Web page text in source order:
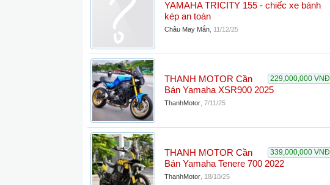
YAMAHA TRICITY 155 - chiếc xe bánh
kép an toàn
Châu May Mắn 11/12/25
229,000,000 VNĐ
THANH MOTOR Cần
Bán Yamaha XSR900 2025
ThanhMotor 7/11/25
339,000,000 VNĐ
THANH MOTOR Cần
Bán Yamaha Tenere 700 2022
ThanhMotor 18/10/25